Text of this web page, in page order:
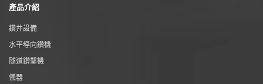
產品介紹
鑽井設備
水平導向鑽機
隧道鑽鑿機
儀器